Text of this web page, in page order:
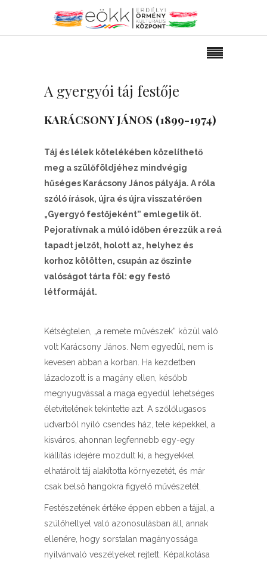
A gyergyói táj festője
KARÁCSONY JÁNOS (1899-1974)
Táj és lélek kötelékében közelíthető
meg a szülőföldjéhez mindvégig
hűséges Karácsony János pályája. A róla
szóló írások, újra és újra visszatérően
„Gyergyó festőjeként” emlegetik őt.
Pejoratívnak a múló időben érezzük a reá
tapadt jelzőt, holott az, helyhez és
korhoz kötötten, csupán az őszinte
valóságot tárta föl: egy festő
létformáját.
Kétségtelen, „a remete művészek” közül való
volt Karácsony János. Nem egyedül, nem is
kevesen abban a korban. Ha kezdetben
lázadozott is a magány ellen, később
megnyugvással a maga egyedül lehetséges
életvitelének tekintette azt. A szőlőlugasos
udvarból nyíló csendes ház, tele képekkel, a
kisváros, ahonnan legfennebb egy-egy
kiállítás idejére mozdult ki, a hegyekkel
elhatárolt táj alakította környezetét, és már
csak belső hangokra figyelő művészetét.
Festészetének értéke éppen ebben a tájjal, a
szülőhellyel való azonosulásban áll, annak
ellenére, hogy sorstalan magányossága
nyilvánvaló veszélyeket rejtett. Képalkotása